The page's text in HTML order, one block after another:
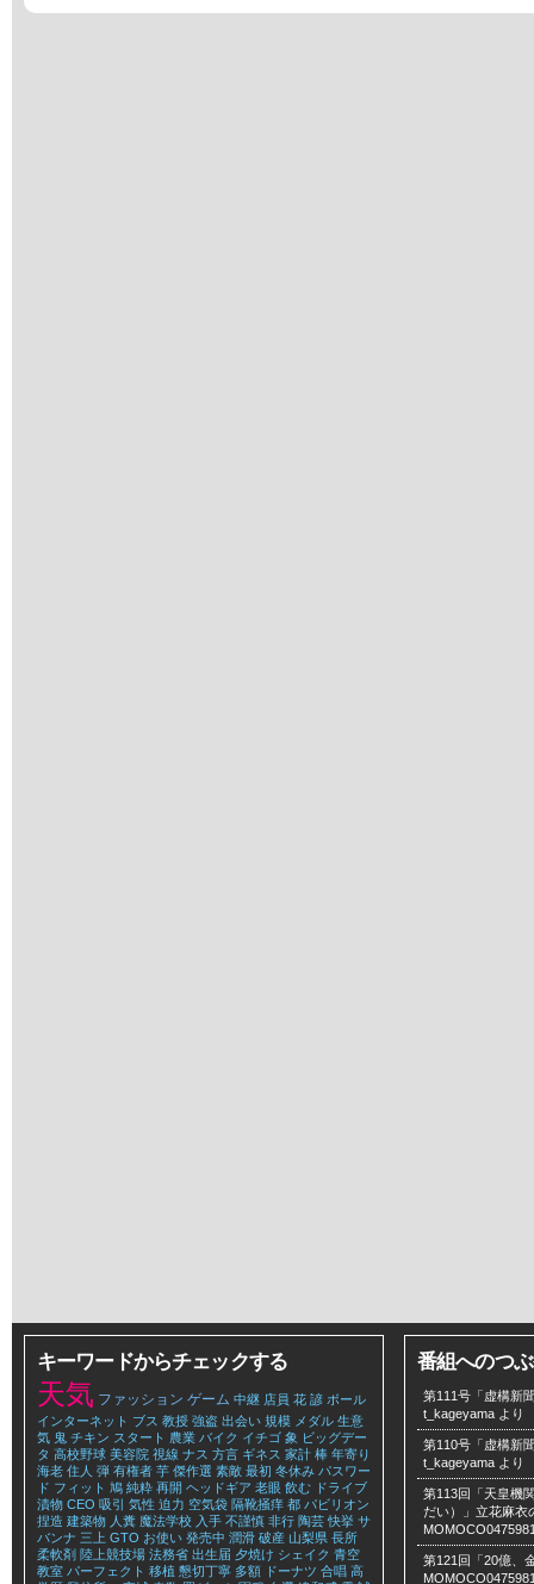
キーワードからチェックする
天気 ファッション ゲーム 中継 店員 花 諺 ボール
インターネット ブス 教授 強盗 出会い 規模 メダル 生意
気 鬼 チキン スタート 農業 バイク イチゴ 象 ビッグデー
タ 高校野球 美容院 視線 ナス 方言 ギネス 家計 棒 年寄り
海老 住人 弾 有権者 芋 傑作選 素敵 最初 冬休み パスワー
ド フィット 鳩 純粋 再開 ヘッドギア 老眼 飲む ドライブ
漬物 CEO 吸引 気性 迫力 空気袋 隔靴掻痒 都 パビリオン
捏造 建築物 人糞 魔法学校 入手 不謹慎 非行 陶芸 快挙 サ
バンナ 三上 GTO お使い 発売中 潤滑 破産 山梨県 長所
柔軟剤 陸上競技場 法務省 出生届 夕焼け シェイク 青空
教室 パーフェクト 移植 懇切丁寧 多額 ドーナツ 合唱 高
番組へのつ
第111号「虚構新
t_kageyama より
第110号「虚構新
t_kageyama より
第113回「天皇機
だい）」立花麻衣
第121回「20億、